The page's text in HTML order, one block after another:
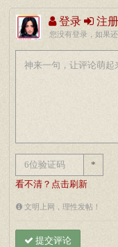
登录 注册
您没有登录，如果
*
看不清？点击刷新
文明上网，理性发帖！
提交评论